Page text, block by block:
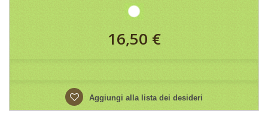
16,50 €
Aggiungi alla lista dei desideri